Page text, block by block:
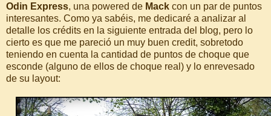
Odin Express, una powered de Mack con un par de puntos
interesantes. Como ya sabéis, me dedicaré a analizar al
detalle los crédits en la siguiente entrada del blog, pero lo
cierto es que me pareció un muy buen credit, sobretodo
teniendo en cuenta la cantidad de puntos de choque que
esconde (alguno de ellos de choque real) y lo enrevesado
de su layout: